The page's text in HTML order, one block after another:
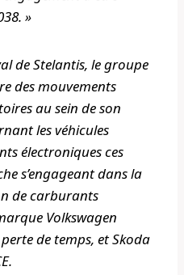
»
de Stelantis, le groupe
des mouvements
au sein de son
les véhicules
électroniques ces
s’engageant dans la
de carburants
Volkswagen
de temps, et Skoda